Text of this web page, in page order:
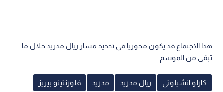
هذا الاجتماع قد يكون محوريا في تحديد مسار ريال مدريد خلال ما
تبقى من الموسم.
كارلو انشيلوتي ريال مدريد مدريد فلورنتينو بيريز